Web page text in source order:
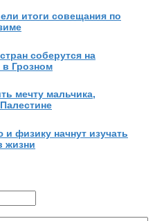
итоги совещания по
соберутся на
Грозном
мечту мальчика,
физику начнут изучать
жизни